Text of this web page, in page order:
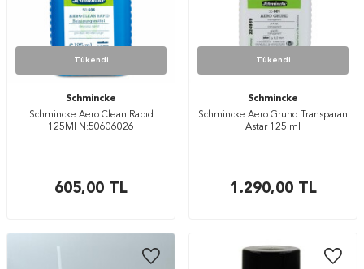
Tükendi
Schmincke
Schmincke Aero Clean Rapıd
125Ml N:50606026
605,00 TL
Tükendi
Schmincke
Schmincke Aero Grund Transparan
Astar 125 ml
1.290,00TL